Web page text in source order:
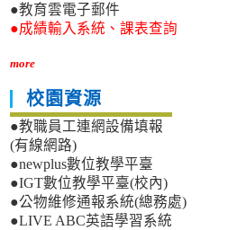
●教育雲電子郵件
●成績輸入系統、課表查詢
more
校園資源
●教職員工連網設備填報
(有線網路)
●newplus數位教學平臺
●IGT數位教學平臺(校內)
●公物維修通報系統(總務處)
●LIVE ABC英語學習系統